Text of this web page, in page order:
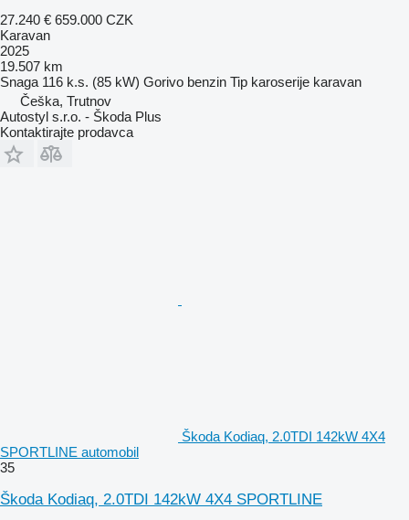
27.240 € 659.000 CZK
Karavan
2025
19.507 km
Snaga 116 k.s. (85 kW) Gorivo benzin Tip karoserije karavan
Češka, Trutnov
Autostyl s.r.o. - Škoda Plus
Kontaktirajte prodavca
Škoda Kodiaq, 2.0TDI 142kW 4X4
SPORTLINE automobil
35
Škoda Kodiaq, 2.0TDI 142kW 4X4 SPORTLINE